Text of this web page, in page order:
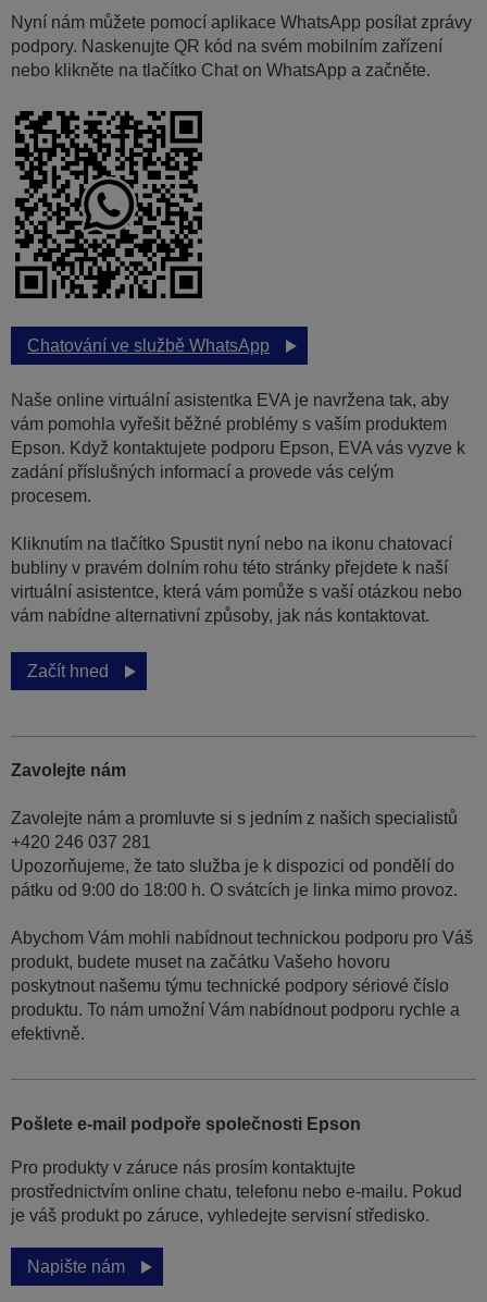
Nyní nám můžete pomocí aplikace WhatsApp posílat zprávy
podpory. Naskenujte QR kód na svém mobilním zařízení
nebo klikněte na tlačítko Chat on WhatsApp a začněte.
Chatování ve službě WhatsApp
Naše online virtuální asistentka EVA je navržena tak, aby
vám pomohla vyřešit běžné problémy s vaším produktem
Epson. Když kontaktujete podporu Epson, EVA vás vyzve k
zadání příslušných informací a provede vás celým
procesem.
Kliknutím na tlačítko Spustit nyní nebo na ikonu chatovací
bubliny v pravém dolním rohu této stránky přejdete k naší
virtuální asistentce, která vám pomůže s vaší otázkou nebo
vám nabídne alternativní způsoby, jak nás kontaktovat.
Začít hned
Zavolejte nám
Zavolejte nám a promluvte si s jedním z našich specialistů
+420 246 037 281
Upozorňujeme, že tato služba je k dispozici od pondělí do
pátku od 9:00 do 18:00 h. O svátcích je linka mimo provoz.
Abychom Vám mohli nabídnout technickou podporu pro Váš
produkt, budete muset na začátku Vašeho hovoru
poskytnout našemu týmu technické podpory sériové číslo
produktu. To nám umožní Vám nabídnout podporu rychle a
efektivně.
Pošlete e-mail podpoře společnosti Epson
Pro produkty v záruce nás prosím kontaktujte
prostřednictvím online chatu, telefonu nebo e-mailu. Pokud
je váš produkt po záruce, vyhledejte servisní středisko.
Napište nám